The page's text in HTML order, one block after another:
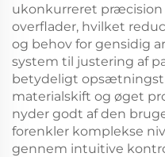
ukonkurreret præcision
overflader, hvilket
og behov for gensidig
system til justering af
betydeligt
materialskift og øget
nyder godt af den
forenkler komplekse
gennem intuitive